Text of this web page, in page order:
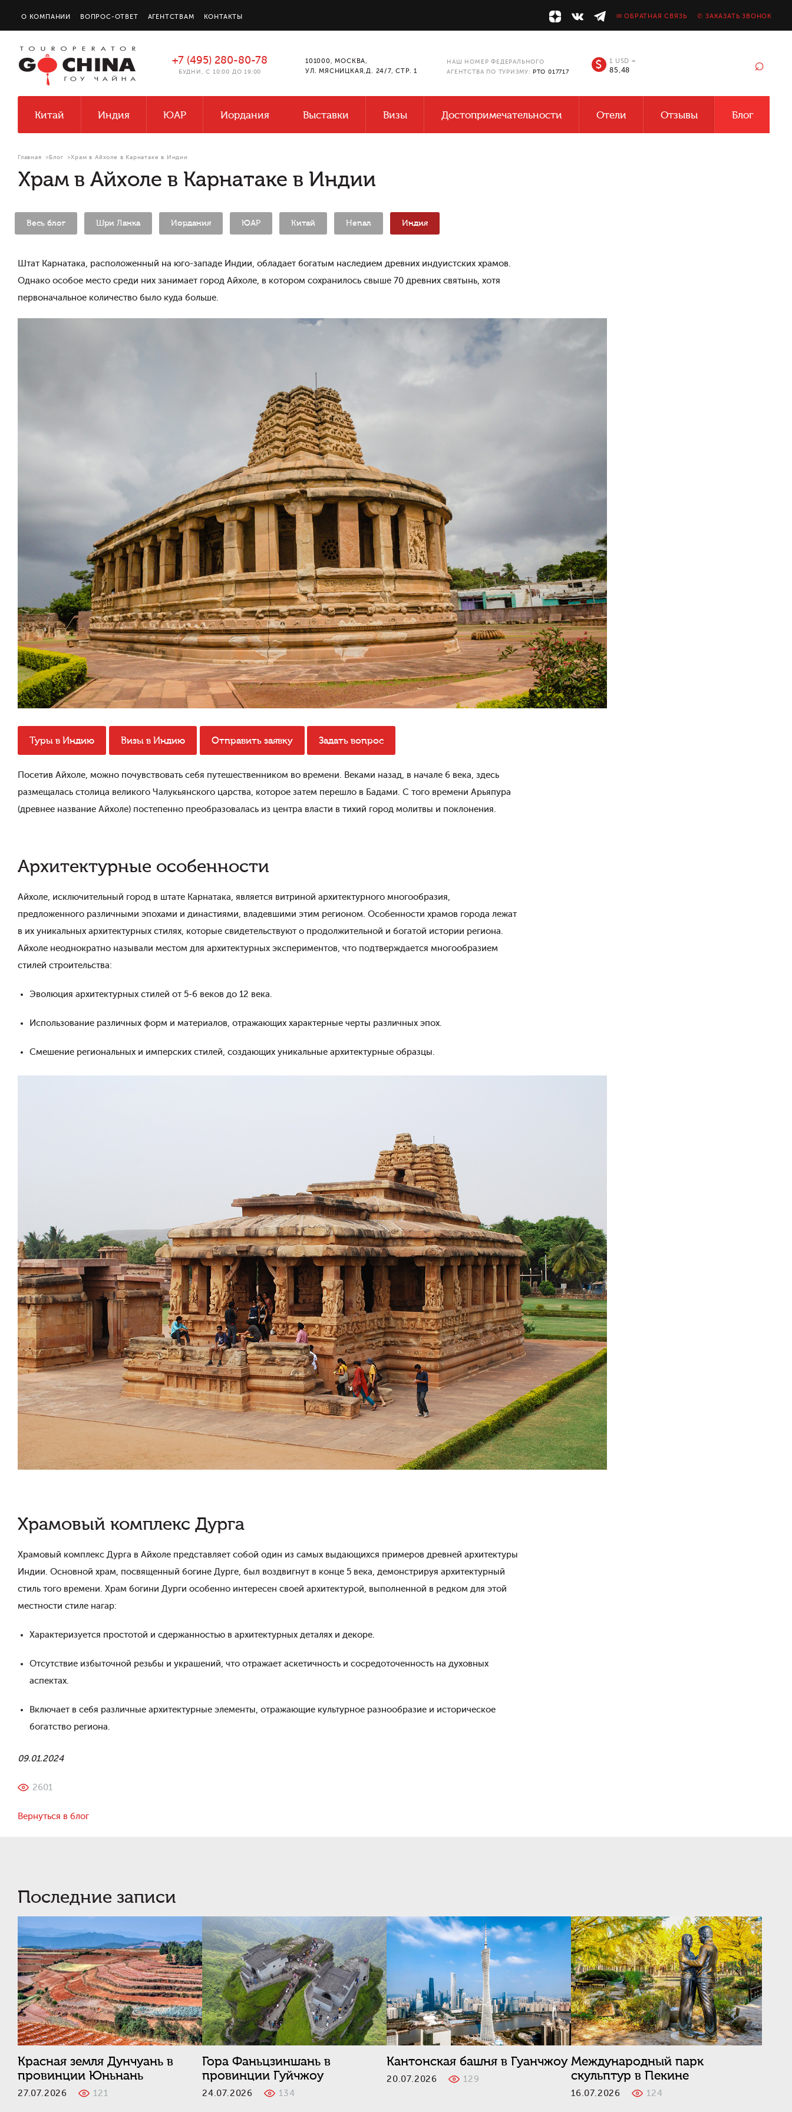
О КОМПАНИИ ВОПРОС-ОТВЕТ АГЕНТСТВАМ КОНТАКТЫ ✉ ОБРАТНАЯ СВЯЗЬ ✆ ЗАКАЗАТЬ ЗВОНОК
+7 (495) 280-80-78
БУДНИ, С 10:00 ДО 19:00
101000, МОСКВА,
УЛ. МЯСНИЦКАЯ,Д. 24/7, СТР. 1
НАШ НОМЕР ФЕДЕРАЛЬНОГО
АГЕНТСТВА ПО ТУРИЗМУ: РТО 017717 ⌕
$ 1 USD =
85,48
Китай Индия ЮАР Иордания Выставки Визы Достопримечательности Отели Отзывы Блог
Главная >Блог >Храм в Айхоле в Карнатаке в Индии
Храм в Айхоле в Карнатаке в Индии
Весь блог Шри Ланка Иордания ЮАР Китай Непал Индия
Штат Карнатака, расположенный на юго-западе Индии, обладает богатым наследием древних индуистских храмов.
Однако особое место среди них занимает город Айхоле, в котором сохранилось свыше 70 древних святынь, хотя
первоначальное количество было куда больше.
Туры в Индию Визы в Индию Отправить заявку Задать вопрос
Посетив Айхоле, можно почувствовать себя путешественником во времени. Веками назад, в начале 6 века, здесь
размещалась столица великого Чалукьянского царства, которое затем перешло в Бадами. С того времени Арьяпура
(древнее название Айхоле) постепенно преобразовалась из центра власти в тихий город молитвы и поклонения.
Архитектурные особенности
Айхоле, исключительный город в штате Карнатака, является витриной архитектурного многообразия,
предложенного различными эпохами и династиями, владевшими этим регионом. Особенности храмов города лежат
в их уникальных архитектурных стилях, которые свидетельствуют о продолжительной и богатой истории региона.
Айхоле неоднократно называли местом для архитектурных экспериментов, что подтверждается многообразием
стилей строительства:
Эволюция архитектурных стилей от 5-6 веков до 12 века.
Использование различных форм и материалов, отражающих характерные черты различных эпох.
Смешение региональных и имперских стилей, создающих уникальные архитектурные образцы.
Храмовый комплекс Дурга
Храмовый комплекс Дурга в Айхоле представляет собой один из самых выдающихся примеров древней архитектуры
Индии. Основной храм, посвященный богине Дурге, был воздвигнут в конце 5 века, демонстрируя архитектурный
стиль того времени. Храм богини Дурги особенно интересен своей архитектурой, выполненной в редком для этой
местности стиле нагар:
Характеризуется простотой и сдержанностью в архитектурных деталях и декоре.
Отсутствие избыточной резьбы и украшений, что отражает аскетичность и сосредоточенность на духовных
аспектах.
Включает в себя различные архитектурные элементы, отражающие культурное разнообразие и историческое
богатство региона.
09.01.2024
2601
Вернуться в блог
Последние записи
Красная земля Дунчуань в
провинции Юньнань
27.07.2026 121
Гора Фаньцзиншань в
провинции Гуйчжоу
24.07.2026 134
Кантонская башня в Гуанчжоу
20.07.2026 129
Международный парк
скульптур в Пекине
16.07.2026 124